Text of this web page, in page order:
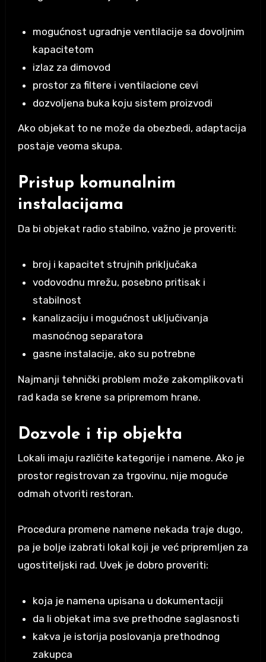
mogućnost ugradnje ventilacije sa dovoljnim
kapacitetom
izlaz za dimovod
prostor za filtere i ventilacione cevi
dozvoljena buka koju sistem proizvodi
Ako objekat to ne može da obezbedi, adaptacija
postaje veoma skupa.
Pristup komunalnim
instalacijama
Da bi objekat radio stabilno, važno je proveriti:
broj i kapacitet strujnih priključaka
vodovodnu mrežu, posebno pritisak i
stabilnost
kanalizaciju i mogućnost uključivanja
masnoćnog separatora
gasne instalacije, ako su potrebne
Najmanji tehnički problem može zakomplikovati
rad kada se krene sa pripremom hrane.
Dozvole i tip objekta
Lokali imaju različite kategorije i namene. Ako je
prostor registrovan za trgovinu, nije moguće
odmah otvoriti restoran.
Procedura promene namene nekada traje dugo,
pa je bolje izabrati lokal koji je već pripremljen za
ugostiteljski rad. Uvek je dobro proveriti:
koja je namena upisana u dokumentaciji
da li objekat ima sve prethodne saglasnosti
kakva je istorija poslovanja prethodnog
zakupca